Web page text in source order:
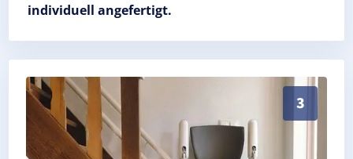
individuell angefertigt.
3
Schneller, sauberer Einbau durch zertifizierte